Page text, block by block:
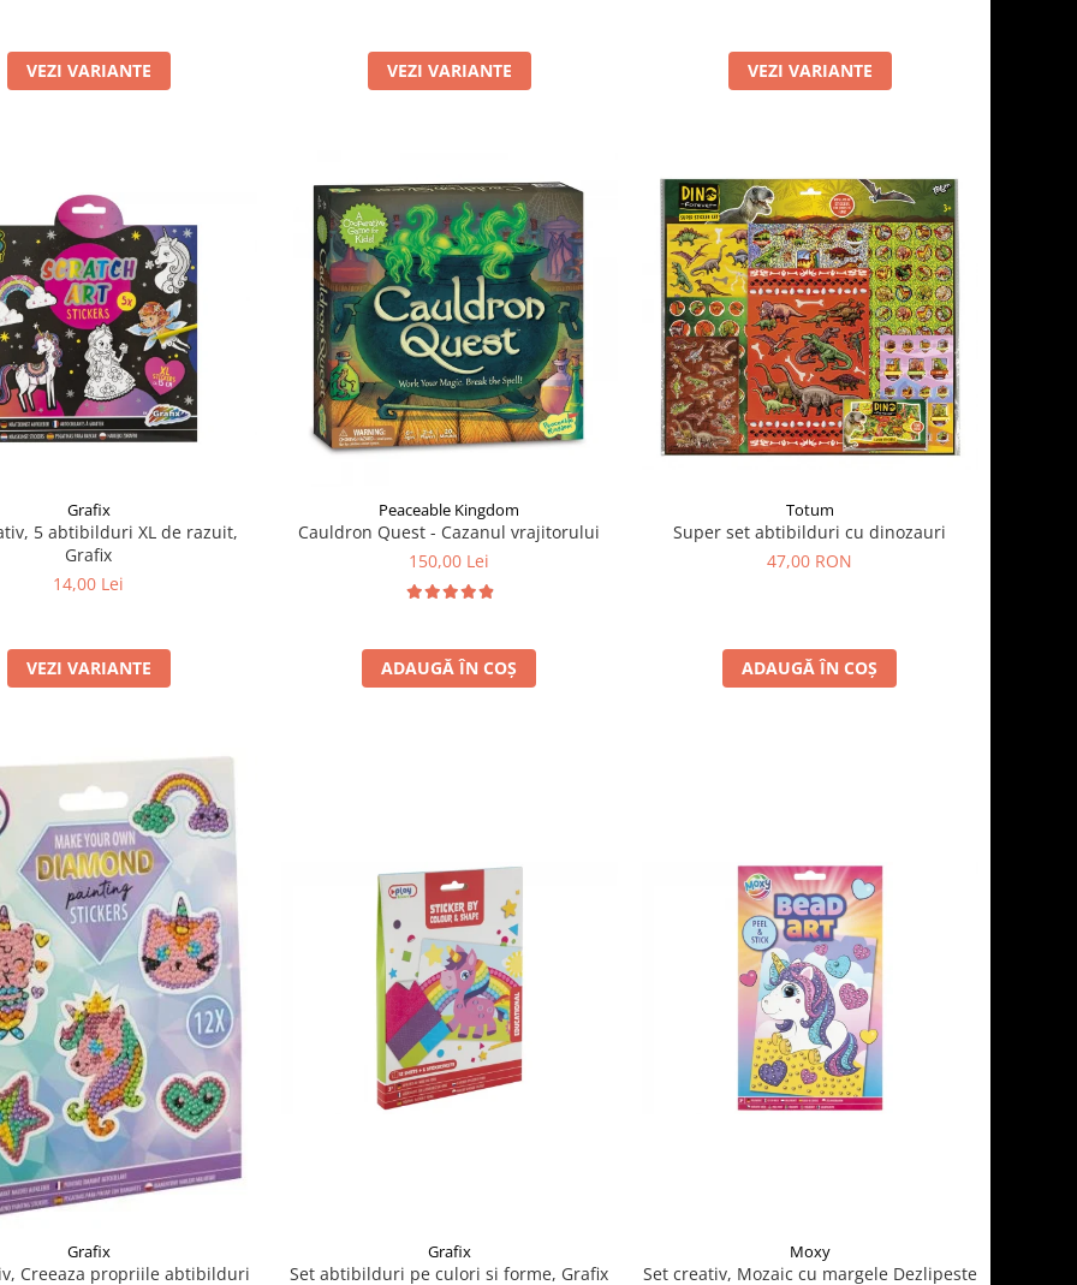
VEZI VARIANTE VEZI VARIANTE VEZI VARIANTE
Grafix
5 abtibilduri XL de razuit,
Grafix
14,00 Lei
VEZI VARIANTE
Peaceable Kingdom
Cauldron Quest - Cazanul vrajitorului
150,00 Lei
ADAUGĂ ÎN COȘ
Totum
Super set abtibilduri cu dinozauri
47,00 RON
ADAUGĂ ÎN COȘ
Grafix
Creeaza propriile abtibilduri
Grafix
Set abtibilduri pe culori si forme, Grafix
Moxy
Set creativ, Mozaic cu margele Dezlipeste